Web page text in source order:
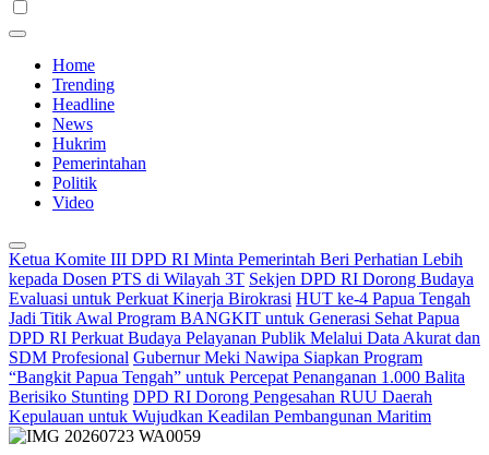
Home
Trending
Headline
News
Hukrim
Pemerintahan
Politik
Video
Ketua Komite III DPD RI Minta Pemerintah Beri Perhatian Lebih
kepada Dosen PTS di Wilayah 3T Sekjen DPD RI Dorong Budaya
Evaluasi untuk Perkuat Kinerja Birokrasi HUT ke-4 Papua Tengah
Jadi Titik Awal Program BANGKIT untuk Generasi Sehat Papua
DPD RI Perkuat Budaya Pelayanan Publik Melalui Data Akurat dan
SDM Profesional Gubernur Meki Nawipa Siapkan Program
“Bangkit Papua Tengah” untuk Percepat Penanganan 1.000 Balita
Berisiko Stunting DPD RI Dorong Pengesahan RUU Daerah
Kepulauan untuk Wujudkan Keadilan Pembangunan Maritim